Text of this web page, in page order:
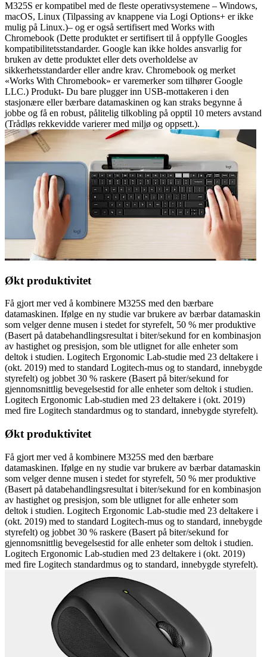
M325S er kompatibel med de fleste operativsystemene – Windows,
macOS, Linux (Tilpassing av knappene via Logi Options+ er ikke
mulig på Linux.)– og er også sertifisert med Works with
Chromebook (Dette produktet er sertifisert til å oppfylle Googles
kompatibilitetsstandarder. Google kan ikke holdes ansvarlig for
bruken av dette produktet eller dets overholdelse av
sikkerhetsstandarder eller andre krav. Chromebook og merket
«Works With Chromebook» er varemerker som tilhører Google
LLC.) Produkt- Du bare plugger inn USB-mottakeren i den
stasjonære eller bærbare datamaskinen og kan straks begynne å
jobbe og få en robust, pålitelig tilkobling på opptil 10 meters avstand
(Trådløs rekkevidde varierer med miljø og oppsett.).
Økt produktivitet
Få gjort mer ved å kombinere M325S med den bærbare
datamaskinen. Ifølge en ny studie var brukere av bærbar datamaskin
som velger denne musen i stedet for styrefelt, 50 % mer produktive
(Basert på databehandlingsresultat i biter/sekund for en kombinasjon
av hastighet og presisjon, som ble utlignet for alle enheter som
deltok i studien. Logitech Ergonomic Lab-studie med 23 deltakere i
(okt. 2019) med to standard Logitech-mus og to standard, innebygde
styrefelt) og jobbet 30 % raskere (Basert på biter/sekund for
gjennomsnittlig bevegelsestid for alle enheter som deltok i studien.
Logitech Ergonomic Lab-studien med 23 deltakere i (okt. 2019)
med fire Logitech standardmus og to standard, innebygde styrefelt).
Økt produktivitet
Få gjort mer ved å kombinere M325S med den bærbare
datamaskinen. Ifølge en ny studie var brukere av bærbar datamaskin
som velger denne musen i stedet for styrefelt, 50 % mer produktive
(Basert på databehandlingsresultat i biter/sekund for en kombinasjon
av hastighet og presisjon, som ble utlignet for alle enheter som
deltok i studien. Logitech Ergonomic Lab-studie med 23 deltakere i
(okt. 2019) med to standard Logitech-mus og to standard, innebygde
styrefelt) og jobbet 30 % raskere (Basert på biter/sekund for
gjennomsnittlig bevegelsestid for alle enheter som deltok i studien.
Logitech Ergonomic Lab-studien med 23 deltakere i (okt. 2019)
med fire Logitech standardmus og to standard, innebygde styrefelt).